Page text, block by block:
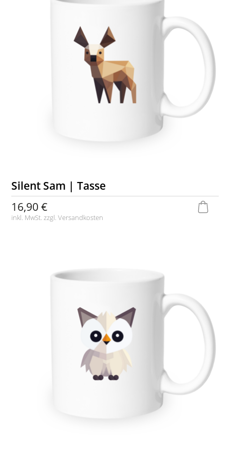
Silent Sam | Tasse
16,90 €
inkl. MwSt. zzgl.Versandkosten